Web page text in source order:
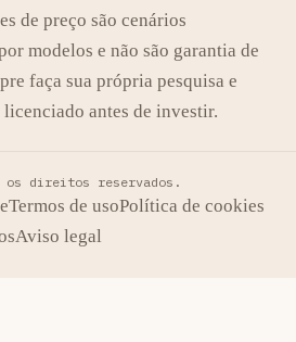
de preço são cenários
modelos e não são garantia de
faça sua própria pesquisa e
antes de investir.
os direitos reservados.
Termos de usoPolítica de cookies
Aviso legal